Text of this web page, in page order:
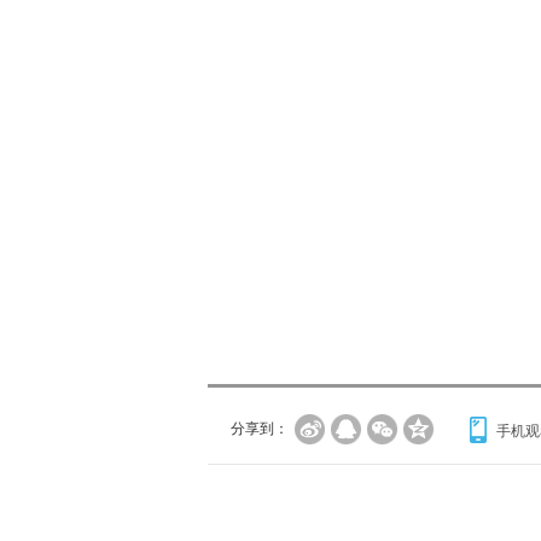
分享到： 手机